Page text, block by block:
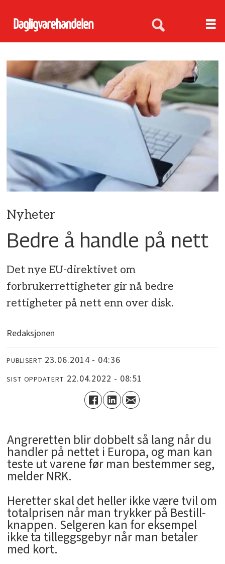
Nyheter
Bedre å handle på nett
Det nye EU-direktivet om
forbrukerrettigheter gir nå bedre
rettigheter på nett enn over disk.
Redaksjonen
PUBLISERT 23.06.2014 - 04:36
SIST OPPDATERT 22.04.2022 - 08:51
Angreretten blir dobbelt så lang når du
handler på nettet i Europa, og man kan
teste ut varene før man bestemmer seg,
melder NRK.
Heretter skal det heller ikke være tvil om
totalprisen når man trykker på Bestill-
knappen. Selgeren kan for eksempel
ikke ta tilleggsgebyr når man betaler
med kort.